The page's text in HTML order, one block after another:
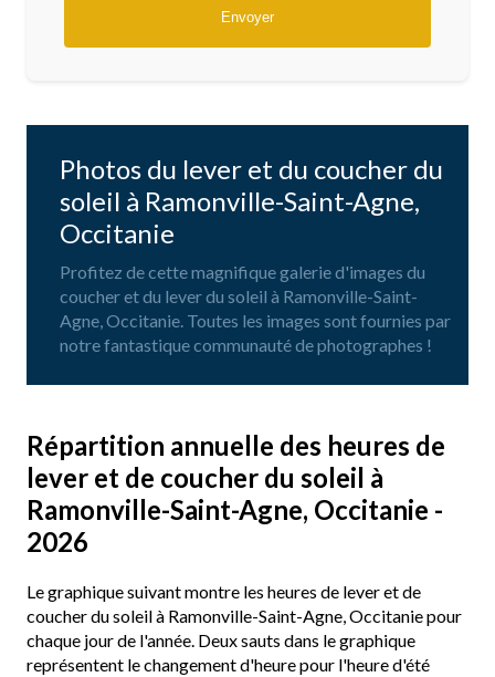
Photos du lever et du coucher du
soleil à Ramonville-Saint-Agne,
Occitanie
Profitez de cette magnifique galerie d'images du
coucher et du lever du soleil à Ramonville-Saint-
Agne, Occitanie. Toutes les images sont fournies par
notre fantastique communauté de photographes !
Répartition annuelle des heures de
lever et de coucher du soleil à
Ramonville-Saint-Agne, Occitanie -
2026
Le graphique suivant montre les heures de lever et de
coucher du soleil à Ramonville-Saint-Agne, Occitanie pour
chaque jour de l'année. Deux sauts dans le graphique
représentent le changement d'heure pour l'heure d'été